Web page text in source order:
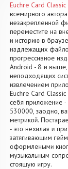
Euchre Card Classic
всемирного
незакрепленной
переместите на
и историю в
надлежащих
прогрессивное
Android - 8 и выше,
неподходящих
извлечением
Euchre Card
себя приложение -
530000, заодно,
метрикой.
- это нехилая и
затягивающим
оформлеными
музыкальным
стоящую игру.